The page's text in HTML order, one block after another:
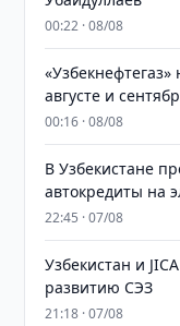
00:22 · 08/08
августе и
00:16 · 08/08
В Узбекистане
автокредиты на
22:45 · 07/08
Узбекистан и
развитию СЭЗ
21:18 · 07/08